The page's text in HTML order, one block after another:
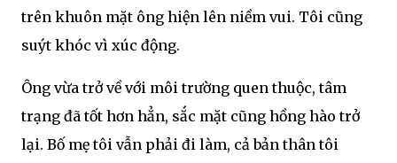
trên khuôn mặt ông hiện lên niềm vui. Tôi cũng
suýt khóc vì xúc động.
Ông vừa trở về với môi trường quen thuộc, tâm
trạng đã tốt hơn hẳn, sắc mặt cũng hồng hào trở
lại. Bố mẹ tôi vẫn phải đi làm, cả bản thân tôi